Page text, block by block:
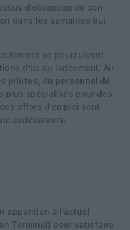
d’obtention de son
dans les semaines qui
se poursuivent
d’ici au lancement. Air
pilotes , du personnel de
plus spécialisés pour des
offres d’emploi sont
careers.
apparition à l’actuel
Terminal) pour satisfaire